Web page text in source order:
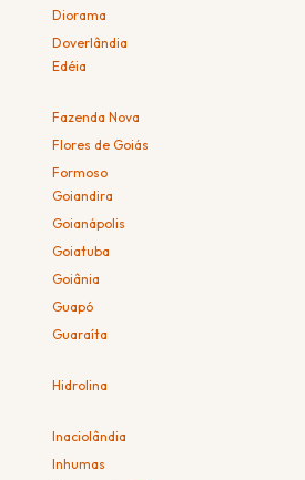
Diorama
Doverlândia
Edéia
Fazenda Nova
Flores de Goiás
Formoso
Goiandira
Goianápolis
Goiatuba
Goiânia
Guapó
Guaraíta
Hidrolina
Inaciolândia
Inhumas